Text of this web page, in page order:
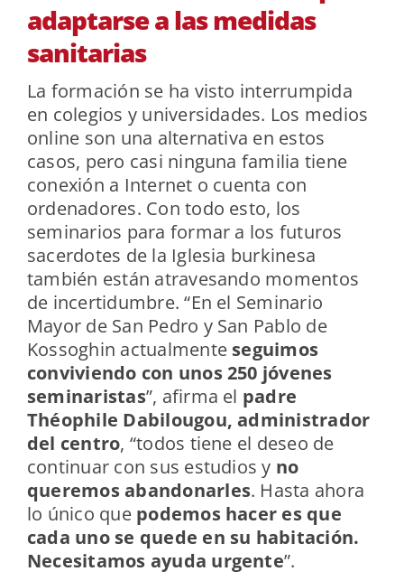
adaptarse a las medidas
sanitarias
La formación se ha visto interrumpida
en colegios y universidades. Los medios
online son una alternativa en estos
casos, pero casi ninguna familia tiene
conexión a Internet o cuenta con
ordenadores. Con todo esto, los
seminarios para formar a los futuros
sacerdotes de la Iglesia burkinesa
también están atravesando momentos
de incertidumbre. “En el Seminario
Mayor de San Pedro y San Pablo de
Kossoghin actualmente seguimos
conviviendo con unos 250 jóvenes
seminaristas”, afirma el padre
Théophile Dabilougou, administrador
del centro, “todos tiene el deseo de
continuar con sus estudios y no
queremos abandonarles. Hasta ahora
lo único que podemos hacer es que
cada uno se quede en su habitación.
Necesitamos ayuda urgente”.